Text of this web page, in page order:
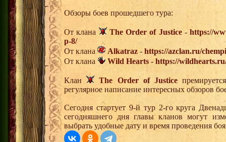
Обзоры боев прошедшего тура:
От клана The Order of Justice- https://
p-8/
От клана
Alkatraz - https://azclan.ru/
От клана
Wild Hearts - https://
Клан The Order of Justice
регулярное написание интересных обзоров
Сегодня стартует 9-й тур 2-го круга
сегодняшнего дня главы кланов могут
выбрать удобные дату и время проведения